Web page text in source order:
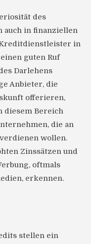
des
auch in finanziellen
in
guten Ruf
Darlehens
Anbieter, die
offerieren,
diesem Bereich
die an
wollen.
Zinssätzen und
oftmals
erkennen.
stellen ein